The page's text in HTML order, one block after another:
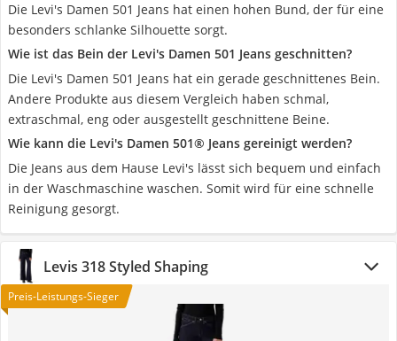
Die Levi's Damen 501 Jeans hat einen hohen Bund, der für eine
besonders schlanke Silhouette sorgt.
Wie ist das Bein der Levi's Damen 501 Jeans geschnitten?
Die Levi's Damen 501 Jeans hat ein gerade geschnittenes Bein.
Andere Produkte aus diesem Vergleich haben schmal,
extraschmal, eng oder ausgestellt geschnittene Beine.
Wie kann die Levi's Damen 501® Jeans gereinigt werden?
Die Jeans aus dem Hause Levi's lässt sich bequem und einfach
in der Waschmaschine waschen. Somit wird für eine schnelle
Reinigung gesorgt.
Levis 318 Styled Shaping
Preis-Leistungs-Sieger